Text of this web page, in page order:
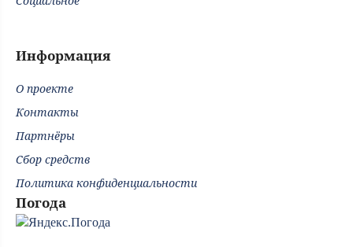
Информация
О проекте
Контакты
Партнёры
Сбор средств
Политика конфиденциальности
Погода